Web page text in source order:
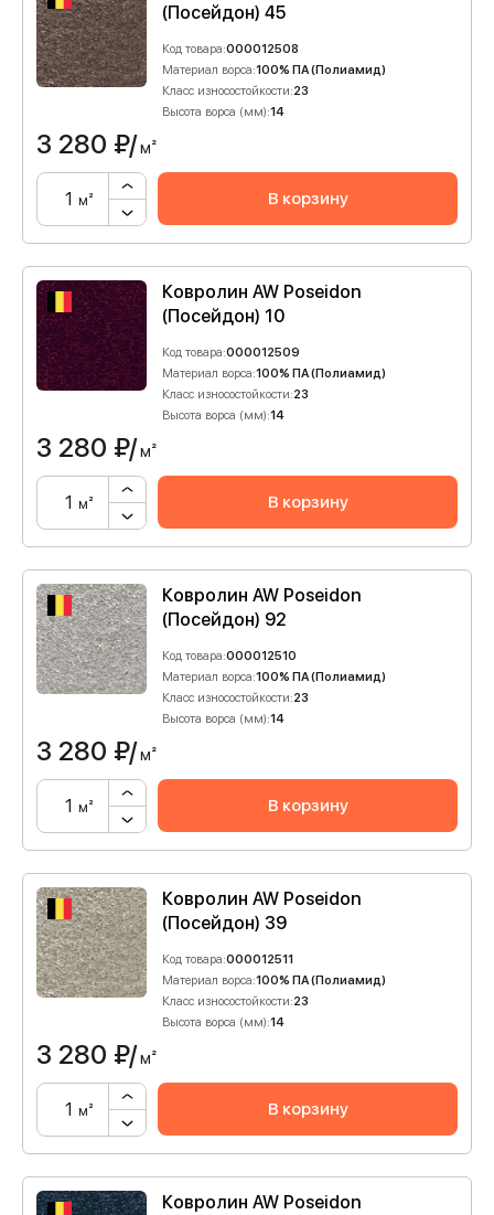
(Посейдон) 45
Код товара:000012508
Материал ворса:100% ПА (Полиамид)
Класс износостойкости:23
Высота ворса (мм):14
3 280 ₽/м²
м² В корзину
Ковролин AW Poseidon
(Посейдон) 10
Код товара:000012509
Материал ворса:100% ПА (Полиамид)
Класс износостойкости:23
Высота ворса (мм):14
3 280 ₽/м²
м² В корзину
Ковролин AW Poseidon
(Посейдон) 92
Код товара:000012510
Материал ворса:100% ПА (Полиамид)
Класс износостойкости:23
Высота ворса (мм):14
3 280 ₽/м²
м² В корзину
Ковролин AW Poseidon
(Посейдон) 39
Код товара:000012511
Материал ворса:100% ПА (Полиамид)
Класс износостойкости:23
Высота ворса (мм):14
3 280 ₽/м²
м² В корзину
Ковролин AW Poseidon